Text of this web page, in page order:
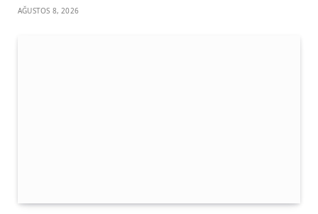
AĞUSTOS 8, 2026